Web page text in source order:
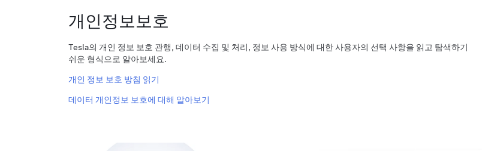
개인정보보호
Tesla의 개인 정보 보호 관행, 데이터 수집 및 처리, 정보 사용 방식에 대한 사용자의 선택 사항을 읽고 탐색하기
쉬운 형식으로 알아보세요.
개인 정보 보호 방침 읽기
데이터 개인정보 보호에 대해 알아보기